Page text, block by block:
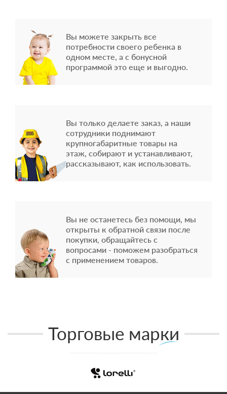
Вы можете закрыть все
потребности своего ребенка в
одном месте, а с бонусной
программой это еще и выгодно.
Вы только делаете заказ, а наши
сотрудники поднимают
крупногабаритные товары на
этаж, собирают и устанавливают,
рассказывают, как использовать.
Вы не останетесь без помощи, мы
открыты к обратной связи после
покупки, обращайтесь с
вопросами - поможем разобраться
с применением товаров.
Торговые марки